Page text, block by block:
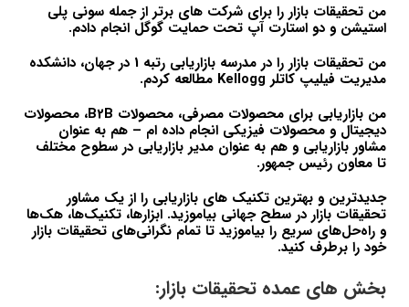
من تحقیقات بازار را برای شرکت های برتر از جمله سونی پلی
استیشن و دو استارت آپ تحت حمایت گوگل انجام دادم.
من تحقیقات بازار را در مدرسه بازاریابی رتبه 1 در جهان، دانشکده
مدیریت فیلیپ کاتلر Kellogg مطالعه کردم.
من بازاریابی برای محصولات مصرفی، محصولات B2B، محصولات
دیجیتال و محصولات فیزیکی انجام داده ام – هم به عنوان
مشاور بازاریابی و هم به عنوان مدیر بازاریابی در سطوح مختلف
تا معاون رئیس جمهور.
جدیدترین و بهترین تکنیک های بازاریابی را از یک مشاور
تحقیقات بازار در سطح جهانی بیاموزید. ابزارها، تکنیک‌ها، هک‌ها
و راه‌حل‌های سریع را بیاموزید تا تمام نگرانی‌های تحقیقات بازار
خود را برطرف کنید.
بخش های عمده تحقیقات بازار: